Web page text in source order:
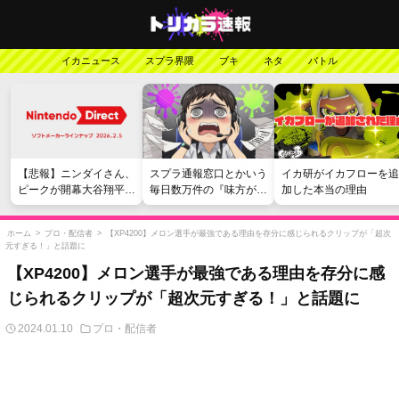
イカニュース スプラ界隈 ブキ ネタ バトル
【悲報】ニンダイさん、
ピークが開幕大谷翔平の
がっかりダイレクトだっ
たと言われてしまう
スプラ通報窓口とかいう
毎日数万件の『味方が弱
い』愚痴を読まされる苦
行
イカ研がイカフローを追
加した本当の理由
ホーム > プロ・配信者 >
【XP4200】メロン選手が最強である理由を存分に感じられるクリップが「超次
元すぎる！」と話題に
【XP4200】メロン選手が最強である理由を存分に感
じられるクリップが「超次元すぎる！」と話題に
2024.01.10 プロ・配信者